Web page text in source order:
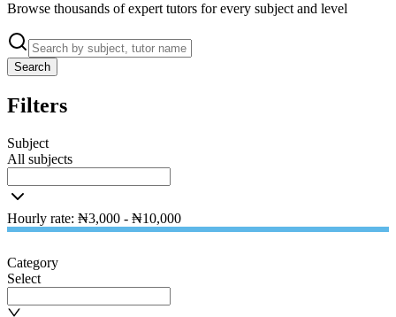
Browse thousands of expert tutors for every subject and level
Search
Filters
Subject
All subjects
Hourly rate: ₦3,000 - ₦10,000
Category
Select